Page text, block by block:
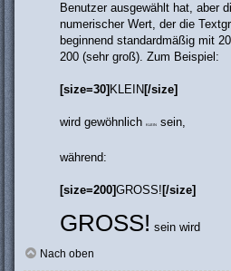
Benutzer ausgewählt hat, aber
numerischer Wert, der die
beginnend standardmäßig mit
200 (sehr groß). Zum Beispiel:
[size=30] KLEIN [/size]
wird gewöhnlich KLEINsein,
während:
[size=200]GROSS! [/size]
GROSS! sein wird
Nach oben